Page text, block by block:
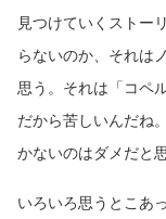
見つけていくストー
らないのか、それは
思う。それは「コペ
だから苦しいんだね
かないのはダメだと思
いろいろ思うとこあ